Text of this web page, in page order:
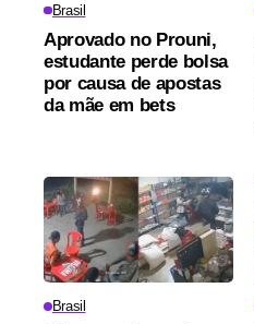
Brasil
Aprovado no Prouni,
estudante perde bolsa
por causa de apostas
da mãe em bets
Brasil